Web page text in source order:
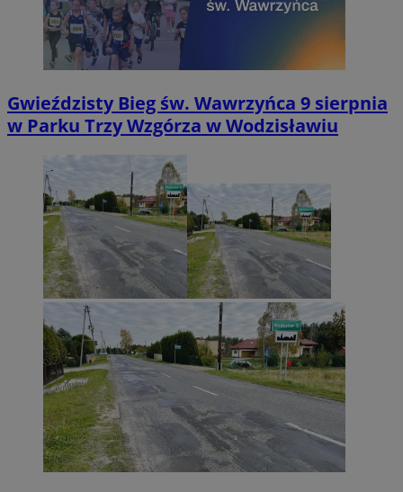
Gwieździsty Bieg św. Wawrzyńca 9 sierpnia
w Parku Trzy Wzgórza w Wodzisławiu